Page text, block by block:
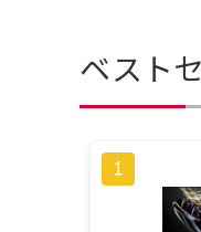
ベスト